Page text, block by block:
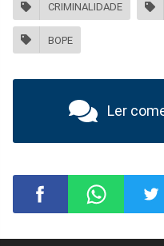
CRIMINALIDADE
BOPE
Ler